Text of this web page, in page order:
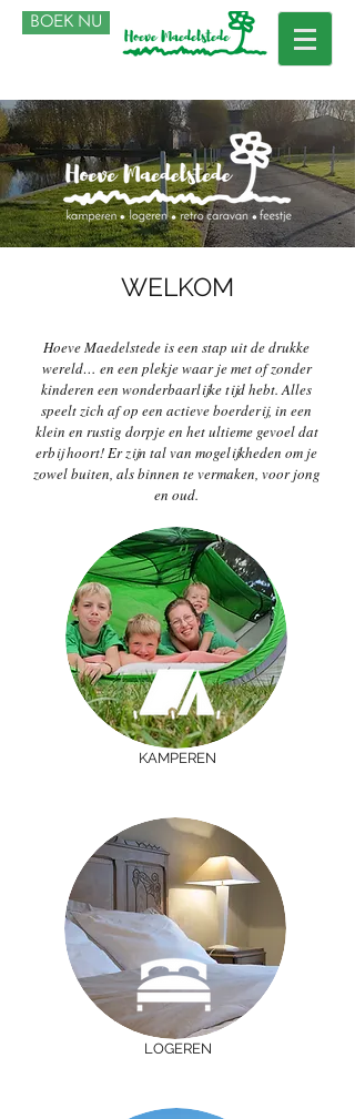
BOEK NU
WELKOM
Hoeve Maedelstede is een stap uit de drukke
wereld… en een plekje waar je met of zonder
kinderen een wonderbaarlijke tijd hebt. Alles
speelt zich af op een actieve boerderij, in een
klein en rustig dorpje en het ultieme gevoel dat
erbij hoort! Er zijn tal van mogelijkheden om je
zowel buiten, als binnen te vermaken, voor jong
en oud.
KAMPEREN
LOGEREN